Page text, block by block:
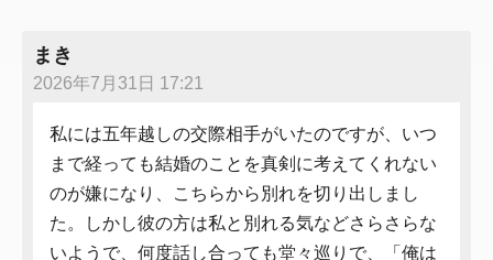
まき
2026年7月31日 17:21
私には五年越しの交際相手がいたのですが、いつ
まで経っても結婚のことを真剣に考えてくれない
のが嫌になり、こちらから別れを切り出しまし
た。しかし彼の方は私と別れる気などさらさらな
いようで、何度話し合っても堂々巡りで、「俺は